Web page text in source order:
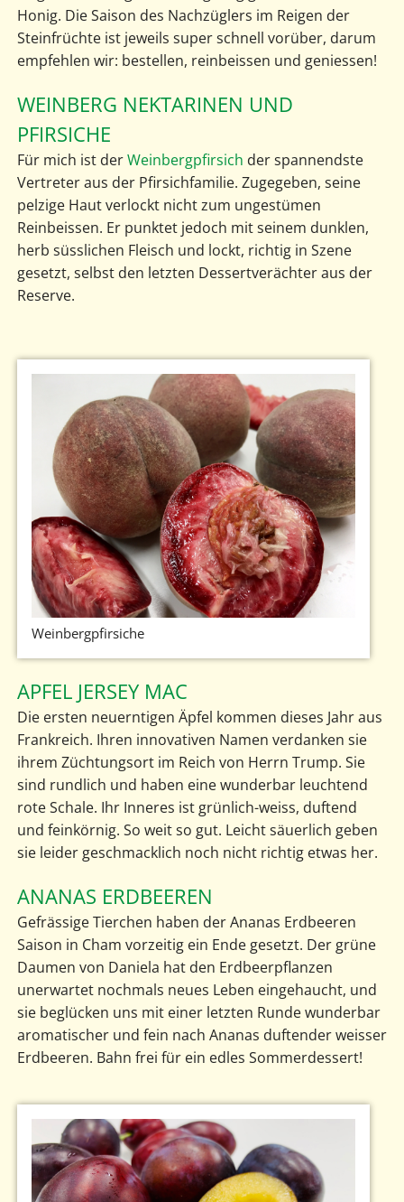
Honig. Die Saison des Nachzüglers im Reigen der
Steinfrüchte ist jeweils super schnell vorüber, darum
empfehlen wir: bestellen, reinbeissen und geniessen!
WEINBERG NEKTARINEN UND
PFIRSICHE
Für mich ist derWeinbergpfirsich der spannendste
Vertreter aus der Pfirsichfamilie. Zugegeben, seine
pelzige Haut verlockt nicht zum ungestümen
Reinbeissen. Er punktet jedoch mit seinem dunklen,
herb süsslichen Fleisch und lockt, richtig in Szene
gesetzt, selbst den letzten Dessertverächter aus der
Reserve.
Weinbergpfirsiche
APFEL JERSEY MAC
Die ersten neuerntigen Äpfel kommen dieses Jahr aus
Frankreich. Ihren innovativen Namen verdanken sie
ihrem Züchtungsort im Reich von Herrn Trump. Sie
sind rundlich und haben eine wunderbar leuchtend
rote Schale. Ihr Inneres ist grünlich-weiss, duftend
und feinkörnig. So weit so gut. Leicht säuerlich geben
sie leider geschmacklich noch nicht richtig etwas her.
ANANAS ERDBEEREN
Gefrässige Tierchen haben der Ananas Erdbeeren
Saison in Cham vorzeitig ein Ende gesetzt. Der grüne
Daumen von Daniela hat den Erdbeerpflanzen
unerwartet nochmals neues Leben eingehaucht, und
sie beglücken uns mit einer letzten Runde wunderbar
aromatischer und fein nach Ananas duftender weisser
Erdbeeren. Bahn frei für ein edles Sommerdessert!